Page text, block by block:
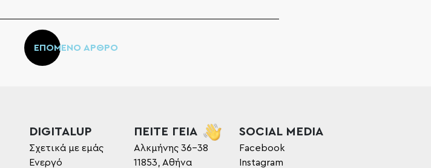
ΕΠΟΜΕΝΟ ΑΡΘΡΟ
DIGITALUP
Σχετικά με εμάς
Ενεργό
ΠΕΙΤΕ ΓΕΙΑ
Αλκμήνης 36-38
11853, Αθήνα
SOCIAL MEDIA
Facebook
Instagram